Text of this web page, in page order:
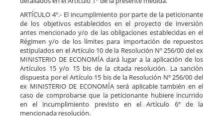
ARTÍCULO 4º.- El incumplimiento por parte de la peticionante
de los objetivos establecidos en el proyecto de inversión
antes mencionado y/o de las obligaciones establecidas en el
Régimen y/o de los límites para importación de repuestos
estipulados en el Artículo 10 de la Resolución Nº 256/00 del ex
MINISTERIO DE ECONOMÍA dará lugar a la aplicación de los
Artículos 15 y/o 15 bis de la citada resolución. La sanción
dispuesta por el Artículo 15 bis de la Resolución Nº 256/00 del
ex MINISTERIO DE ECONOMÍA será aplicable también en el
caso de comprobarse que la peticionante hubiere incurrido
en el incumplimiento previsto en el Artículo 6º de la
mencionada resolución.